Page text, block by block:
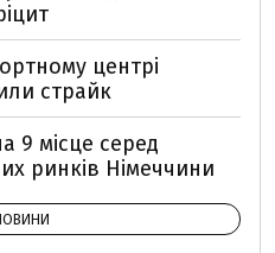
центрі
страйк
9 місце серед
ринків Німеччини